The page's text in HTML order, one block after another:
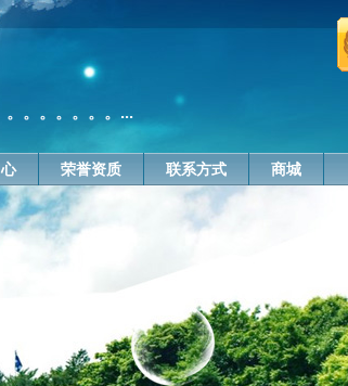
。。。。。。。...
荣誉资质 联系方式 商城